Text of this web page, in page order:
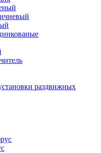
раздвижных